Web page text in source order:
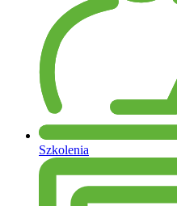
Szkolenia